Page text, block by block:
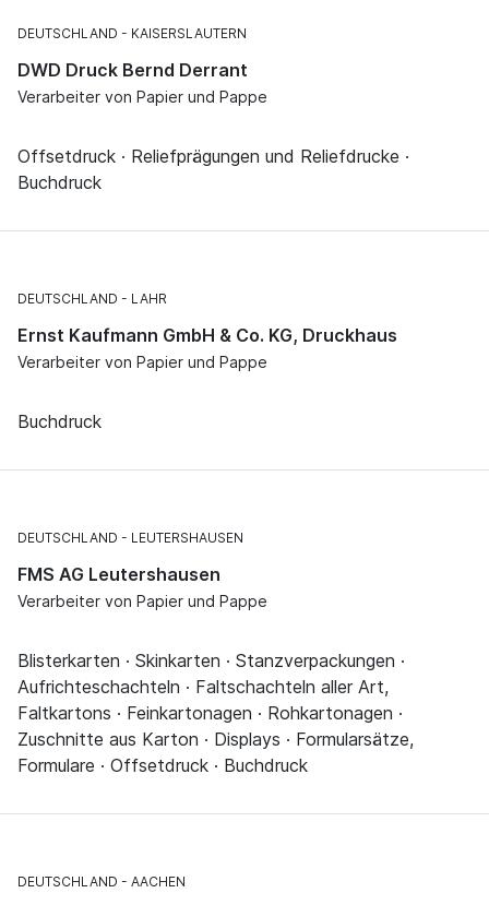
DEUTSCHLAND KAISERSLAUTERN
DWD Druck Bernd Derrant
Verarbeiter von Papier und Pappe
Offsetdruck · Reliefprägungen und Reliefdrucke ·
Buchdruck
DEUTSCHLAND LAHR
Ernst Kaufmann GmbH & Co. KG, Druckhaus
Verarbeiter von Papier und Pappe
Buchdruck
DEUTSCHLAND LEUTERSHAUSEN
FMS AG Leutershausen
Verarbeiter von Papier und Pappe
Blisterkarten · Skinkarten · Stanzverpackungen ·
Aufrichteschachteln · Faltschachteln aller Art,
Faltkartons · Feinkartonagen · Rohkartonagen ·
Zuschnitte aus Karton · Displays · Formularsätze,
Formulare · Offsetdruck · Buchdruck
DEUTSCHLAND AACHEN